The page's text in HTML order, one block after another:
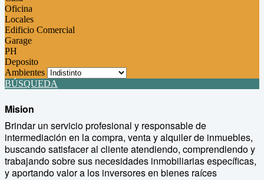
Oficina
Locales
Edificio Comercial
Garage
PH
Deposito
Ambientes
BÚSQUEDA
Mision
Brindar un servicio profesional y responsable de
intermediación en la compra, venta y alquiler de inmuebles,
buscando satisfacer al cliente atendiendo, comprendiendo y
trabajando sobre sus necesidades inmobiliarias específicas,
y aportando valor a los inversores en bienes raíces